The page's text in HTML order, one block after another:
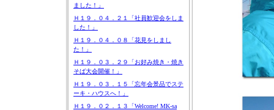
ました！」
Ｈ１９．０４．２１「社員歓迎会をしま
した！」
Ｈ１９．０４．０８「花見をしまし
た！」
Ｈ１９．０３．２９「お好み焼き・焼き
そば大会開催！」
Ｈ１９．０３．１５「忘年会景品でステ
ーキ・ハウスへ！」
Ｈ１９．０２．１３「Welcome! MK-sa